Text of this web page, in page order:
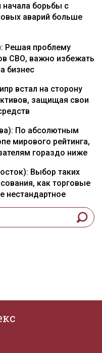
борьбы с
аварий больше
Решая проблему
СВО, важно избежать
бизнес
встал на сторону
защищая свои
По абсолютным
мирового рейтинга,
гораздо ниже
Выбор таких
как торговые
нестандартное